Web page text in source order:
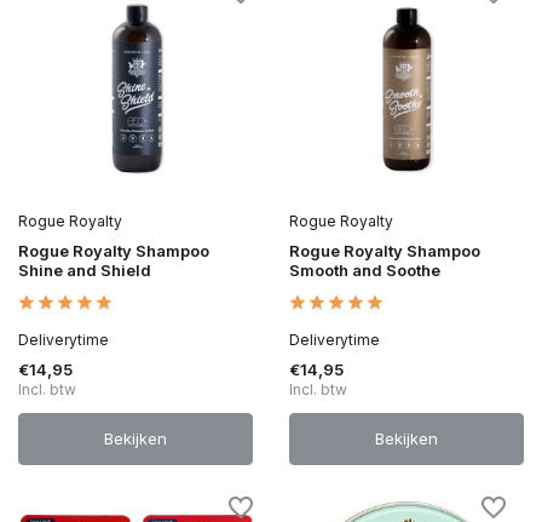
Rogue Royalty
Rogue Royalty Shampoo
Shine and Shield
Deliverytime
€14,95
Incl. btw
Bekijken
Rogue Royalty
Rogue Royalty Shampoo
Smooth and Soothe
Deliverytime
€14,95
Incl. btw
Bekijken